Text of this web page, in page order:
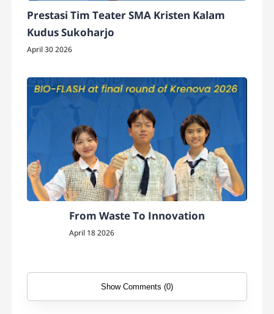
Prestasi Tim Teater SMA Kristen Kalam
Kudus Sukoharjo
April 30 2026
From Waste To Innovation
April 18 2026
Show Comments (0)